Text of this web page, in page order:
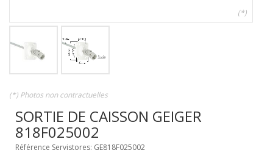
(*)
(*) Photos non contractuelles
SORTIE DE CAISSON GEIGER
818F025002
Référence Servistores: GE818F025002